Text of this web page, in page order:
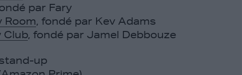
par Fary
Room , fondé par Kev Adams
Club , fondé par Jamel Debbouze
up